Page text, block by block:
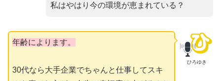
私はやはり今の環境が恵まれている？
ひろゆき
年齢によります。
30代なら大手企業でちゃんと仕事してスキ